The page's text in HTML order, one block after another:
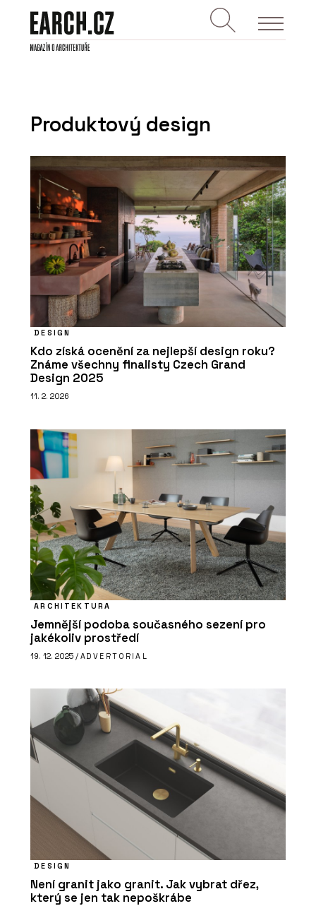
Produktový design
DESIGN
Kdo získá ocenění za nejlepší design roku?
Známe všechny finalisty Czech Grand
Design 2025
11. 2. 2026
ARCHITEKTURA
Jemnější podoba současného sezení pro
jakékoliv prostředí
19. 12. 2025 / ADVERTORIAL
DESIGN
Není granit jako granit. Jak vybrat dřez,
který se jen tak nepoškrábe